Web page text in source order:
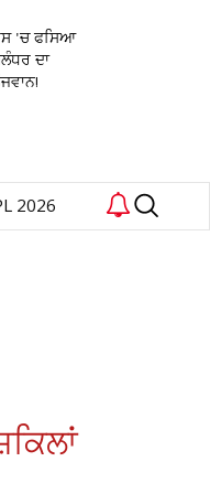
'ਚ ਫਸਿਆ
ਦਾ
2026